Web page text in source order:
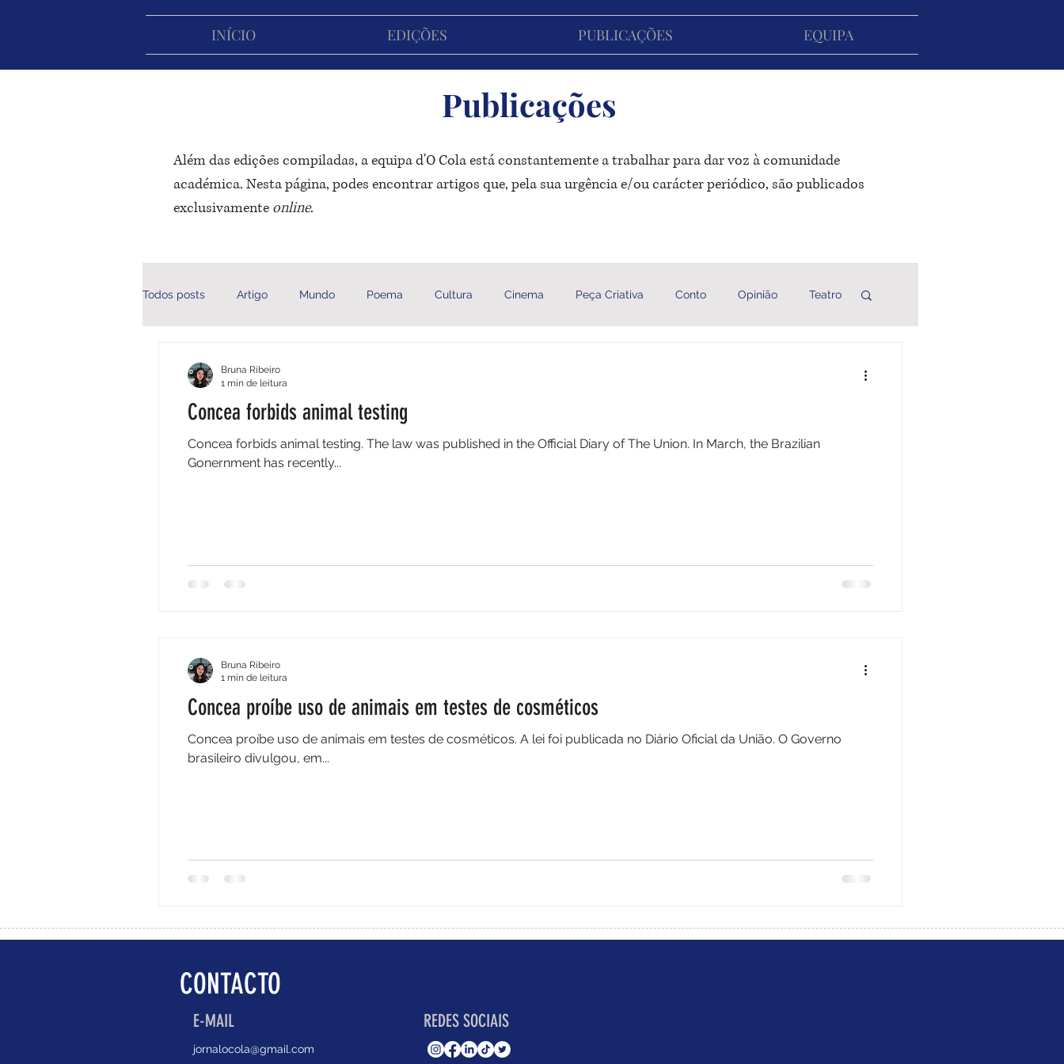
INÍCIO EDIÇÕES PUBLICAÇÕES EQUIPA
Publicações
Além das edições compiladas, a equipa d'O Cola está constantemente a trabalhar para dar voz à comunidade
académica. Nesta página, podes encontrar artigos que, pela sua urgência e/ou carácter periódico, são publicados
exclusivamente online.
Todos posts Artigo Mundo Poema Cultura Cinema Peça Criativa Conto Opinião Teatro
Concea forbids animal testing
Concea forbids animal testing. The law was published in the Official Diary of The Union. In March, the Brazilian
Gonernment has recently...
Bruna Ribeiro
1 min de leitura
Concea proíbe uso de animais em testes de cosméticos
Concea proíbe uso de animais em testes de cosméticos. A lei foi publicada no Diário Oficial da União. O Governo
brasileiro divulgou, em...
Bruna Ribeiro
1 min de leitura
CONTACTO
E-MAIL
jornalocola@gmail.com
REDES SOCIAIS